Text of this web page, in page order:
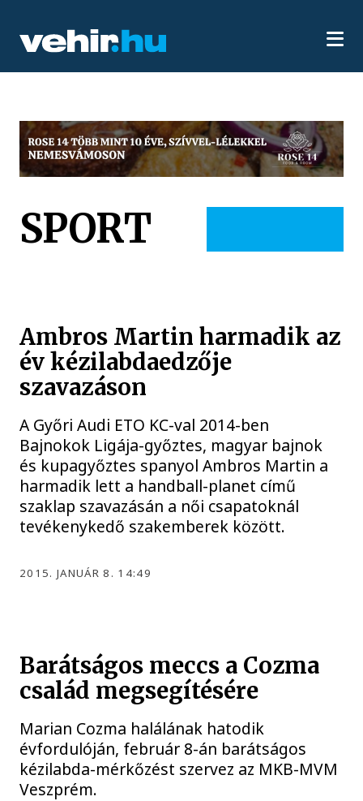
SPORT
Ambros Martin harmadik az
év kézilabdaedzője
szavazáson
A Győri Audi ETO KC-val 2014-ben
Bajnokok Ligája-győztes, magyar bajnok
és kupagyőztes spanyol Ambros Martin a
harmadik lett a handball-planet című
szaklap szavazásán a női csapatoknál
tevékenykedő szakemberek között.
2015. JANUÁR 8. 14:49
Barátságos meccs a Cozma
család megsegítésére
Marian Cozma halálának hatodik
évfordulóján, február 8-án barátságos
kézilabda-mérkőzést szervez az MKB-MVM
Veszprém.